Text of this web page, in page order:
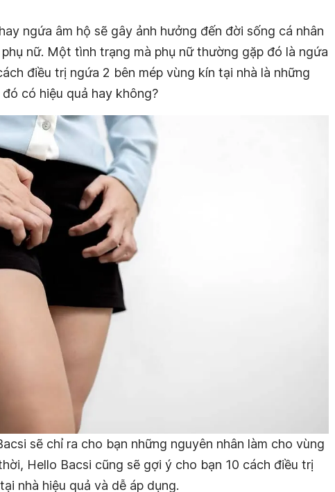
ngứa âm hộ sẽ gây ảnh hưởng đến đời sống cá nhân
nữ. Một tình trạng mà phụ nữ thường gặp đó là ngứa
điều trị ngứa 2 bên mép vùng kín tại nhà là những
có hiệu quả hay không?
sẽ chỉ ra cho bạn những nguyên nhân làm cho vùng
Hello Bacsi cũng sẽ gợi ý cho bạn 10 cách điều trị
nhà hiệu quả và dễ áp dụng.